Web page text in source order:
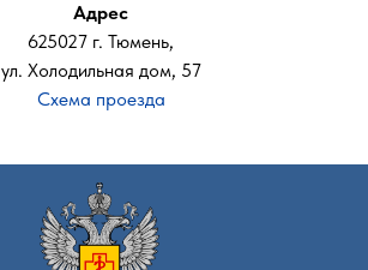
Адрес
625027 г. Тюмень,
ул. Холодильная дом, 57
Схема проезда